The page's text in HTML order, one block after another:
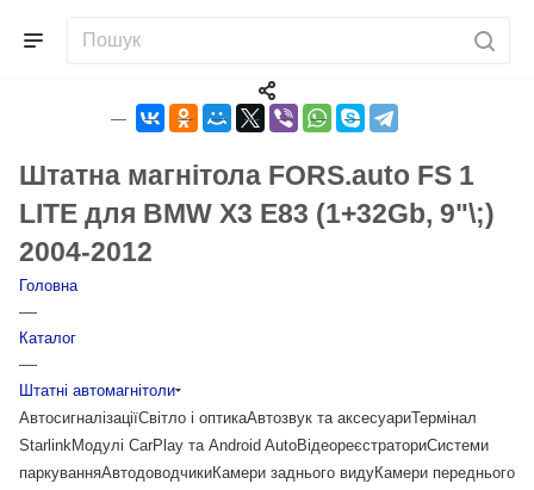
Штатна магнітола FORS.auto FS 1
LITE для BMW X3 E83 (1+32Gb, 9"\;)
2004-2012
Головна
—
Каталог
—
Штатні автомагнітоли
АвтосигналізаціїСвітло і оптикаАвтозвук та аксесуариТермінал
StarlinkМодулі CarPlay та Android AutoВідеореєстраториСистеми
паркуванняАвтодоводчикиКамери заднього видуКамери переднього